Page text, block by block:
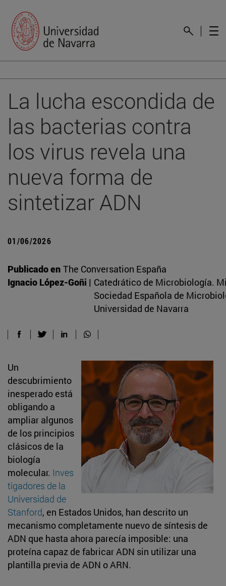
La lucha escondida de
las bacterias contra
los virus revela una
nueva forma de
sintetizar ADN
01/06/2026
Publicado en The Conversation España
Ignacio López-Goñi | Catedrático de Microbiología.
Sociedad Española de
Universidad de Navarra
Un
descubrimiento
inesperado está
obligando a
ampliar algunos
de los principios
clásicos de la
biología
molecular. Inves
tigadores de la
Universidad de
Stanford, en Estados Unidos, han descrito un
mecanismo completamente nuevo de síntesis de
ADN que hasta ahora parecía imposible: una
proteína capaz de fabricar ADN sin utilizar una
plantilla previa de ADN o ARN.